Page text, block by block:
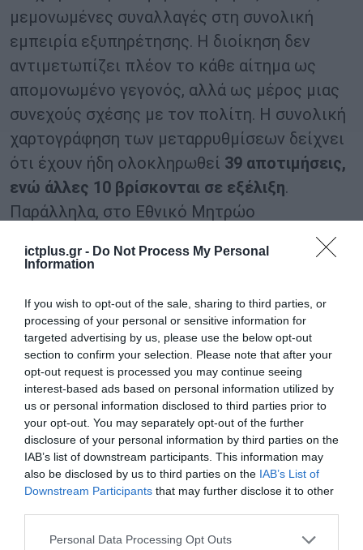
ictplus.gr - Do Not Process My Personal
Information
If you wish to opt-out of the sale, sharing to third parties, or
processing of your personal or sensitive information for
targeted advertising by us, please use the below opt-out
section to confirm your selection. Please note that after your
opt-out request is processed you may continue seeing
interest-based ads based on personal information utilized by
us or personal information disclosed to third parties prior to
your opt-out. You may separately opt-out of the further
disclosure of your personal information by third parties on the
IAB’s list of downstream participants. This information may
also be disclosed by us to third parties on the IAB’s List of
Downstream Participants that may further disclose it to other
Please note that this website/app uses one or more Google
Personal Data Processing Opt Outs
μεμονωμένες συναλλαγές στη συνολική
εμπειρία εξυπηρέτησης. Η διοίκηση δεν
αντιμετωπίζει πλέον το κάθε αίτημα ως
απομονωμένο γεγονός, αλλά ως μέρος μιας
συνεχούς σχέσης με τον πολίτη. Η συνολική
χαρτογράφηση των μεταρρυθμίσεων δείχνει
ότι έχουν ήδη ολοκληρωθεί 39 αποτιμήσεις,
ενώ άλλες 10 βρίσκονται σε εξέλιξη.
Παράλληλα, στο Εθνικό Μητρώο
περισσότερες από 4.200 διαδικασίες,
εικόνα του διοικητικού συστήματος.
Σημαντική είναικαι η συμβολή τουΕθνικό
Κέντρο Τεκμηρίωσης και Ηλεκτρονικού
Περιεχομένου, το οποίο υποστηρίζει τη
συστηματική αποτίμηση των δημόσιων
πολιτικών με διεθνώς αναγνωρισμένες
μεθοδολογίες. Η συμβολή αυτή δεν αφορά
μόνο την παραγωγή δεδομένων, αλλά τη